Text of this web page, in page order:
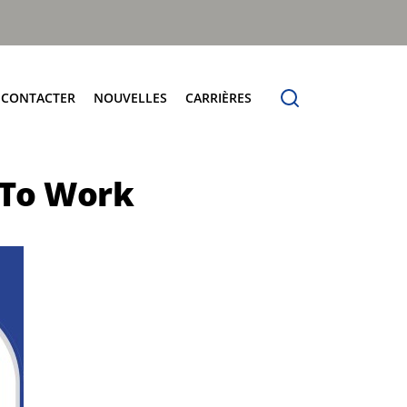
Automatique Trémie Basse
NOUVELLES CARRIÈRES
Work